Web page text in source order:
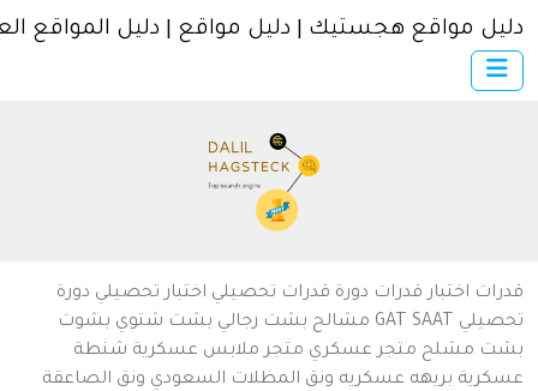
× الرئيسية
اتصل بنا
تسجيل
دخول
سياسة الخصوصية
شروط الاستخدام
مواقع هجستيك | دليل مواقع | دليل المواقع العربية
اختبار قدرات دورة قدرات تحصيلي اختبار تحصيلي دورة
SAAT
GAT مشالح بشت رجالي بشت شتوي بشوت
مشلح متجر عسكري متجر ملابس عسكرية شنطة
بريهه عسكريه ونق المظلات السعودي ونق الصاعقة